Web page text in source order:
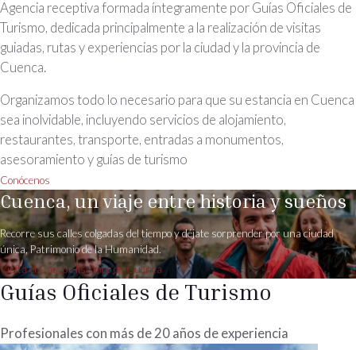
Agencia receptiva formada íntegramente por Guías Oficiales de
Turismo, dedicada principalmente a la realización de visitas
guiadas, rutas y experiencias por la ciudad y la provincia de
Cuenca.
Organizamos todo lo necesario para que su estancia en Cuenca
sea inolvidable, incluyendo servicios de alojamiento,
restaurantes, transporte, entradas a monumentos,
asesoramiento y guías de turismo
Conócenos
Cuenca, un viaje entre historia y sueños
Recorre sus calles colgadas del tiempo y déjate sorprender por una ciudad
única, Patrimonio de la Humanidad.
Visíta el Casco Histórico de Cuenca
Guías Oficiales de Turismo
Profesionales con más de 20 años de experiencia